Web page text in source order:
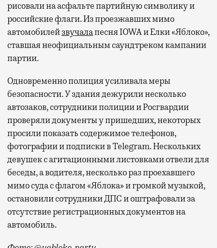
рисовали на асфальте партийную символику и
российские флаги. Из проезжавших мимо
автомобилейзвучалапесня IOWA и Елки «Яблоко»,
ставшая неофициальным саундтреком кампании
партии.
Одновременно полиция усиливала меры
безопасности. У здания дежурили несколько
автозаков, сотрудники полиции и Росгвардии
проверяли документы у пришедших, некоторых
просили показать содержимое телефонов,
фотографии и подписки в Telegram. Нескольких
девушек с агитационными листовками отвели для
беседы, а водителя, несколько раз проехавшего
мимо суда с флагом «Яблока» и громкой музыкой,
остановили сотрудники ДПС и оштрафовали за
отсутствие регистрационных документов на
автомобиль.